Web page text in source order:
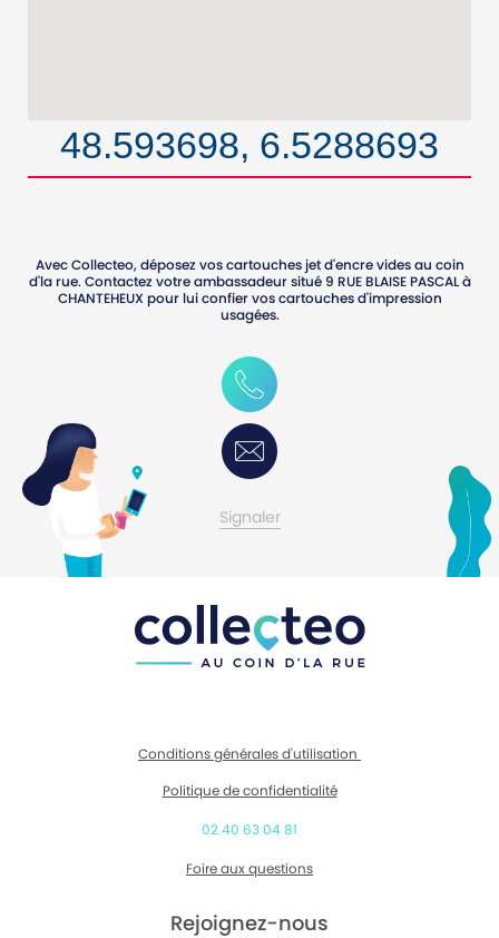
48.593698, 6.5288693
Avec Collecteo, déposez vos cartouches jet d'encre vides au coin
d'la rue. Contactez votre ambassadeur situé 9 RUE BLAISE PASCALà
CHANTEHEUX pour lui confier vos cartouches d'impression
usagées.
0786227770
Signaler
Conditions générales d'utilisation
Politique de confidentialité
02 40 63 04 81
Foire aux questions
Rejoignez-nous